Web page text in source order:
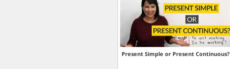
Present Simple or Present Continuous?